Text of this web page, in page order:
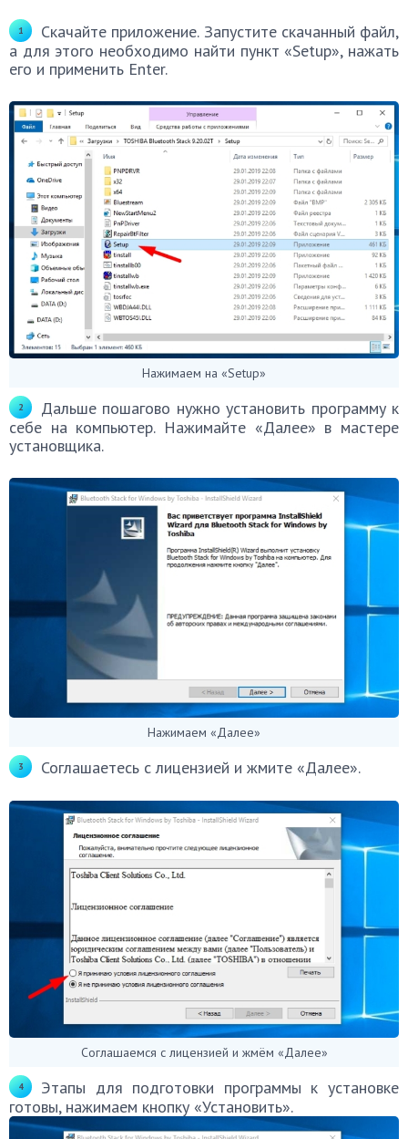
Скачайте приложение. Запустите скачанный файл,
а для этого необходимо найти пункт «Setup», нажать
его и применить Enter.
Нажимаем на «Setup»
Дальше пошагово нужно установить программу к
себе на компьютер. Нажимайте «Далее» в мастере
установщика.
Нажимаем «Далее»
Соглашаетесь с лицензией и жмите «Далее».
Соглашаемся с лицензией и жмём «Далее»
Этапы для подготовки программы к установке
готовы, нажимаем кнопку «Установить».